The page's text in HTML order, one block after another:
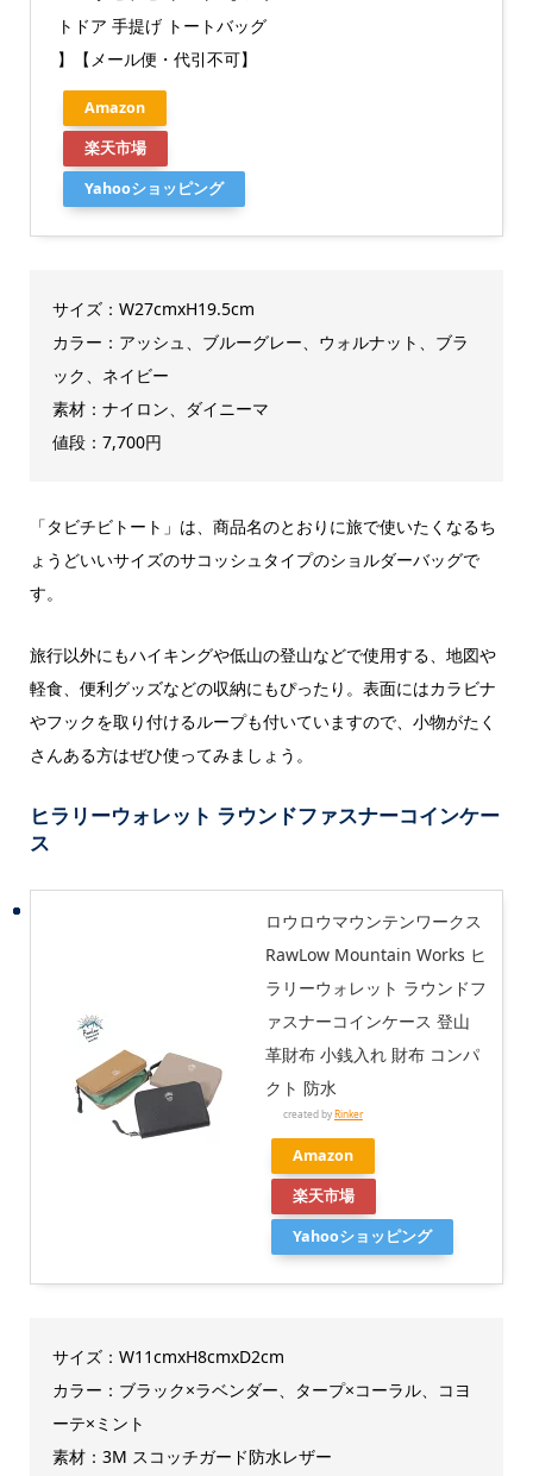
トドア 手提げ トートバッグ
】【メール便・代引不可】
Amazon
楽天市場
Yahooショッピング
サイズ：W27cmxH19.5cm
カラー：アッシュ、ブルーグレー、ウォルナット、ブラ
ック、ネイビー
素材：ナイロン、ダイニーマ
値段：7,700円
「タビチビトート」は、商品名のとおりに旅で使いたくなるち
ょうどいいサイズのサコッシュタイプのショルダーバッグで
す。
旅行以外にもハイキングや低山の登山などで使用する、地図や
軽食、便利グッズなどの収納にもぴったり。表面にはカラビナ
やフックを取り付けるループも付いていますので、小物がたく
さんある方はぜひ使ってみましょう。
ヒラリーウォレット ラウンドファスナーコインケー
ス
ロウロウマウンテンワークス
RawLow Mountain Works ヒ
ラリーウォレット ラウンドフ
ァスナーコインケース 登山
革財布 小銭入れ 財布 コンパ
クト 防水
created byRinker
Amazon
楽天市場
Yahooショッピング
サイズ：W11cmxH8cmxD2cm
カラー：ブラック×ラベンダー、タープ×コーラル、コヨ
ーテ×ミント
素材：3M スコッチガード防水レザー